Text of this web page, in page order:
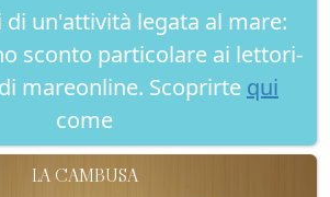
di un'attività legata al mare:
sconto particolare ai lettori-
mareonline. Scoprirte qui
come
LA CAMBUSA